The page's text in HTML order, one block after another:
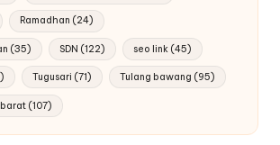
Ramadhan (24)
(35) SDN (122) seo link (45)
Tugusari (71) Tulang bawang (95)
(107)